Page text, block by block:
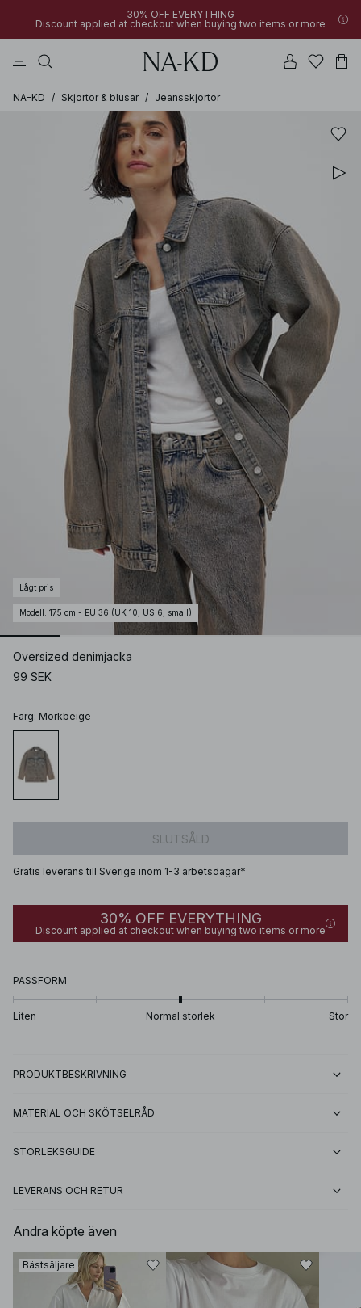
30% OFF EVERYTHING
Discount applied at checkout when buying two items or more
NA-KD / Skjortor & blusar / Jeansskjortor
Lågt pris
Modell : 175 cm - EU 36 (UK 10, US 6, small)
Oversized denimjacka
99 SEK
Färg: Mörkbeige
SLUTSÅLD
Gratis leverans till Sverige inom 1-3 arbetsdagar*
30% OFF EVERYTHING
Discount applied at checkout when buying two items or more
PASSFORM
Liten Normal storlek Stor
PRODUKTBESKRIVNING
MATERIAL OCH SKÖTSELRÅD
STORLEKSGUIDE
LEVERANS OCH RETUR
Andra köpte även
Bästsäljare